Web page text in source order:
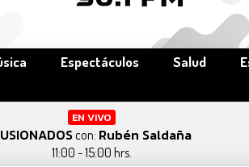
Espectáculos Salud
EN VIVO
con: Rubén Saldaña
11:00 - 15:00 hrs.